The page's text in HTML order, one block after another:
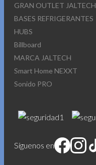
GRAN OUTLET JALTECH
BASES REFRIGERANTES
HUBS
Billboard
MARCA JALTECH
Smart Home NEXXT
Sonido PRO
Síguenos en